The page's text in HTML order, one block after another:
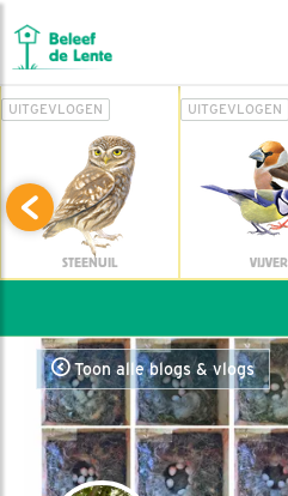
UITGEVLOGEN
STEENUIL
UITGEVLOGEN
VIJVER
Toon alle blogs & vlogs